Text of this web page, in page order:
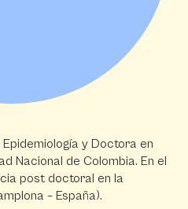
y Doctora en
Nacional de Colombia. En el
post doctoral en la
– España).